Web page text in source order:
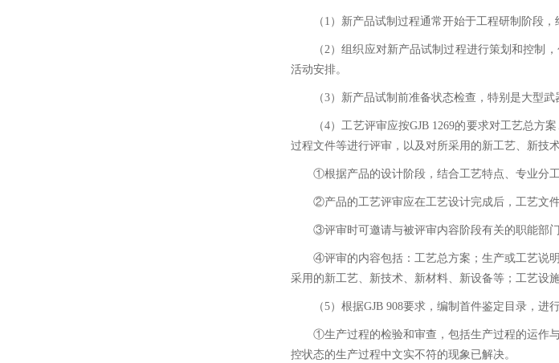
（1）新产品试制过程通常开始于工程研制阶段，
（2）组织应对新产品试制过程进行策划和控制
活动安排。
（3）新产品试制前准备状态检查，特别是大型
（4）工艺评审应按GJB 1269的要求对工艺总
过程文件等进行评审，以及对所采用的新工艺、新技
①根据产品的设计阶段，结合工艺特点、专业分
②产品的工艺评审应在工艺设计完成后，工艺文件
③评审时可邀请与被评审内容阶段有关的职能部门
④评审的内容包括：工艺总方案；生产或工艺说
采用的新工艺、新技术、新材料、新设备等；工艺设
（5）根据GJB 908要求，编制首件鉴定目录，进
①生产过程的检验和审查，包括生产过程的运作
控状态的生产过程中文实不符的现象已解决。